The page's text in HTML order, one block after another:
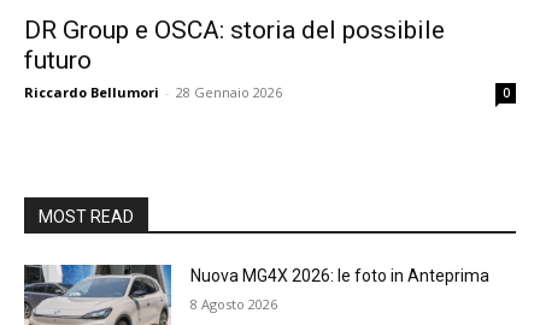
DR Group e OSCA: storia del possibile
futuro
Riccardo Bellumori - 28 Gennaio 2026 0
MOST READ
Nuova MG4X 2026: le foto in Anteprima
8 Agosto 2026